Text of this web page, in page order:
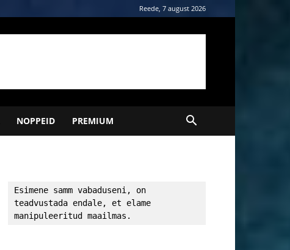
Reede, 7 august 2026
NOPPEID PREMIUM
Esimene samm vabaduseni, on
teadvustada endale, et elame
manipuleeritud maailmas.